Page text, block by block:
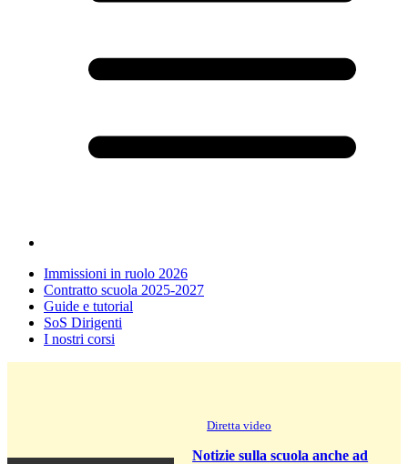
Immissioni in ruolo 2026
Contratto scuola 2025-2027
Guide e tutorial
SoS Dirigenti
I nostri corsi
Diretta video
Notizie sulla scuola anche ad